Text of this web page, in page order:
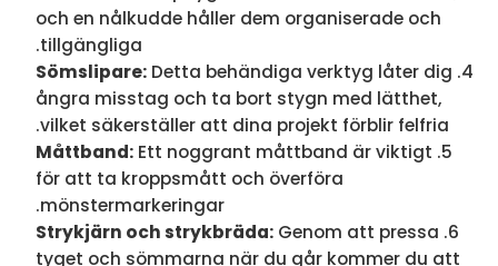
och en nålkudde håller dem organiserade och
tillgängliga.
Sömslipare:Detta behändiga verktyg låter dig
ångra misstag och ta bort stygn med lätthet,
vilket säkerställer att dina projekt förblir felfria.
Måttband:Ett noggrant måttband är viktigt
för att ta kroppsmått och överföra
mönstermarkeringar.
Strykjärn och strykbräda:Genom att pressa
tyget och sömmarna när du går kommer du att